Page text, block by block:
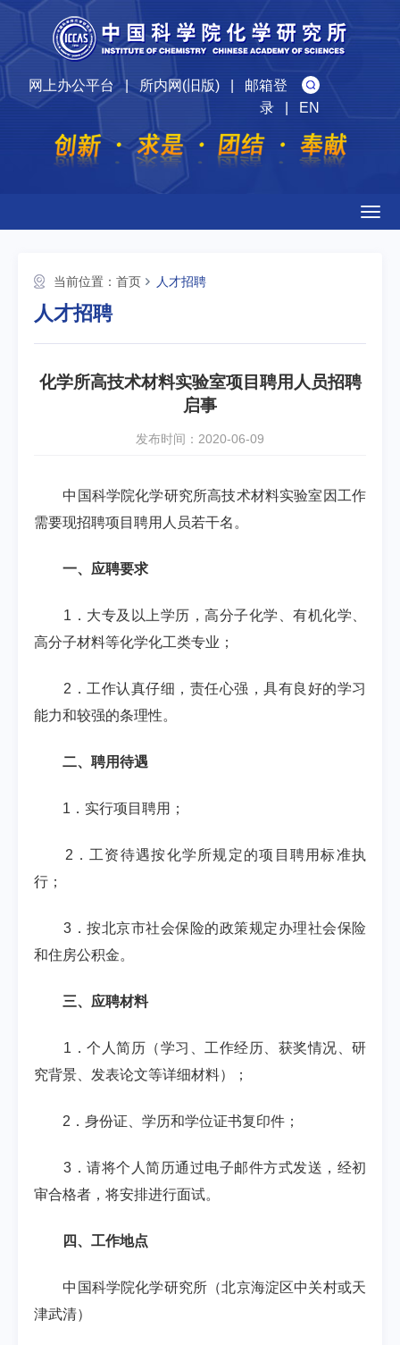
网上办公平台|所内网(旧版)| 邮箱登
录| EN
当前位置： 首页 人才招聘
人才招聘
化学所高技术材料实验室项目聘用人员招聘
启事
发布时间：2020-06-09
中国科学院化学研究所高技术材料实验室因工作
需要现招聘项目聘用人员若干名。
一、应聘要求
1 ．大专及以上学历，高分子化学、有机化学、
高分子材料等化学化工类专业；
2 ．工作认真仔细，责任心强，具有良好的学习
能力和较强的条理性。
二、聘用待遇
1 ．实行项目聘用；
2 ．工资待遇按化学所规定的项目聘用标准执
行；
3 ．按北京市社会保险的政策规定办理社会保险
和住房公积金。
三、应聘材料
1 ．个人简历（学习、工作经历、获奖情况、研
究背景、发表论文等详细材料）；
2 ．身份证、学历和学位证书复印件；
3 ．请将个人简历通过电子邮件方式发送，经初
审合格者，将安排进行面试。
四、工作地点
中国科学院化学研究所（北京海淀区中关村或天
津武清）